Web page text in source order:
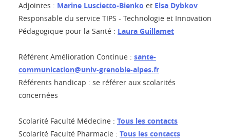
Adjointes : Marine Luscietto-Bienko et Elsa Dybkov
Responsable du service TIPS - Technologie et Innovation
Pédagogique pour la Santé : Laura Guillamet
Référent Amélioration Continue : sante-
communication@univ-grenoble-alpes.fr
Référents handicap : se référer aux scolarités
concernées
Scolarité Faculté Médecine : Tous les contacts
Scolarité Faculté Pharmacie : Tous les contacts